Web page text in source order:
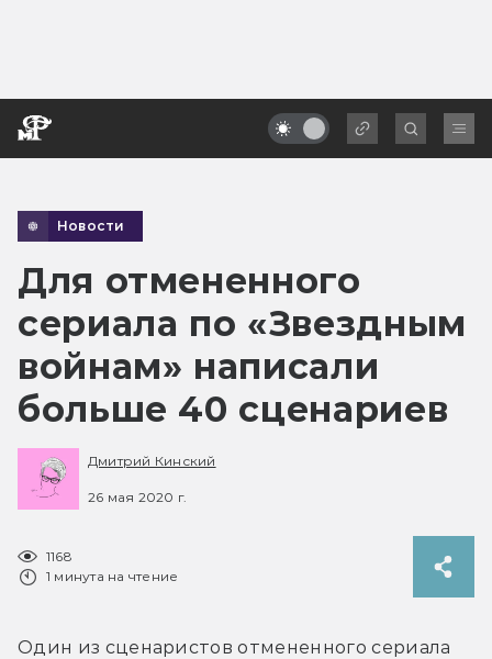
Новости
Для отмененного
сериала по «Звездным
войнам» написали
больше 40 сценариев
Дмитрий Кинский
26 мая 2020 г.
1168
1 минута на чтение
Один из сценаристов отмененного сериала